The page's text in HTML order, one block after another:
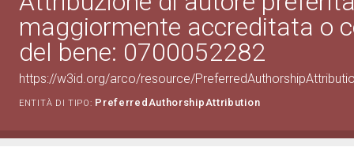
maggiormente accreditata o
del bene: 0700052282
https://w3id.org/arco/resource/
ENTITÀ DI TIPO: PreferredAuthorshipAttribution